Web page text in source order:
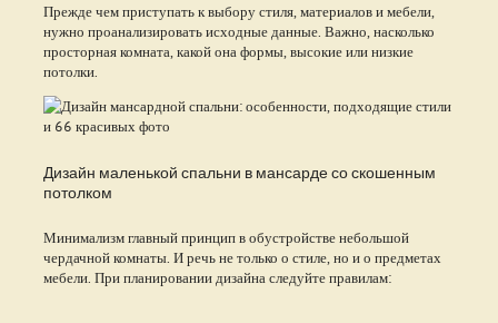
Прежде чем приступать к выбору стиля, материалов и мебели,
нужно проанализировать исходные данные. Важно, насколько
просторная комната, какой она формы, высокие или низкие
потолки.
Дизайн маленькой спальни в мансарде со скошенным
потолком
Минимализм главный принцип в обустройстве небольшой
чердачной комнаты. И речь не только о стиле, но и о предметах
мебели. При планировании дизайна следуйте правилам: